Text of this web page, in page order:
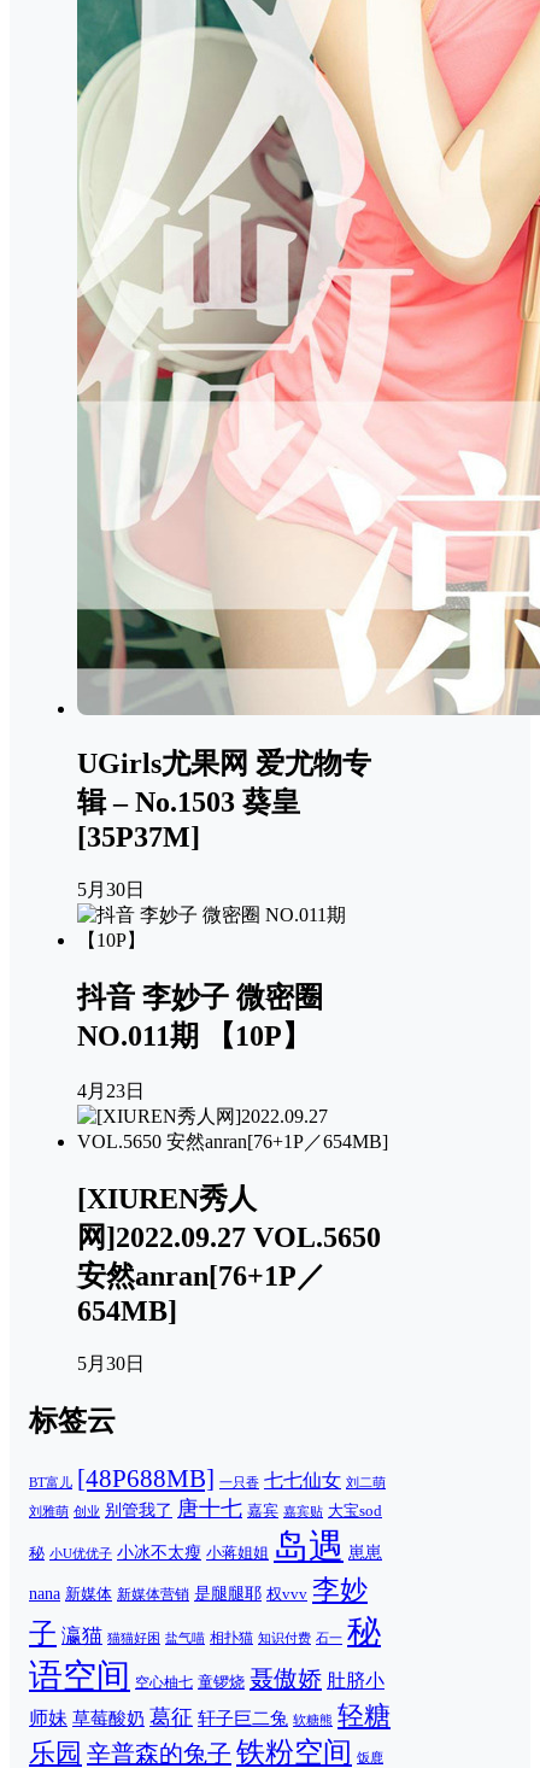
UGirls尤果网 爱尤物专
辑 – No.1503 葵皇
[35P37M]
5月30日
抖音 李妙子 微密圈
NO.011期 【10P】
4月23日
[XIUREN秀人
网]2022.09.27 VOL.5650
安然anran[76+1P／
654MB]
5月30日
标签云
BT富儿 [48P688MB] 一只香 七七仙女 刘二萌
刘雅萌 创业 别管我了 唐十七 嘉宾 嘉宾贴 大宝sod
秘 小U优优子 小冰不太瘦 小蒋姐姐 岛遇 崽崽
nana 新媒体 新媒体营销 是腿腿耶 权vvv 李妙
子 瀛猫 猫猫好困 盐气喵 相扑猫 知识付费 石一 秘
语空间
空心柚七 童锣烧 聂傲娇 肚脐小
师妹 草莓酸奶 葛征 轩子巨二兔 软糖熊 轻糖
乐园 辛普森的兔子 铁粉空间 饭鹿